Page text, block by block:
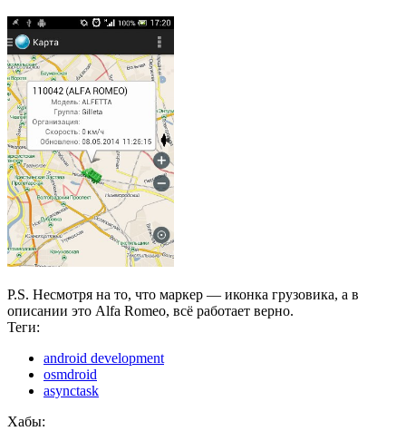
P.S. Несмотря на то, что маркер — иконка грузовика, а в
описании это Alfa Romeo, всё работает верно.
Теги:
android development
osmdroid
asynctask
Хабы: